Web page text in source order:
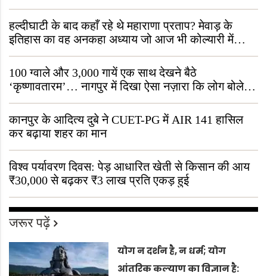
हल्दीघाटी के बाद कहाँ रहे थे महाराणा प्रताप? मेवाड़ के
इतिहास का वह अनकहा अध्याय जो आज भी कोल्यारी में
जीवित है
100 ग्वाले और 3,000 गायें एक साथ देखने बैठे
‘कृष्णावतारम’… नागपुर में दिखा ऐसा नज़ारा कि लोग बोले,
“ऐसा तो सिर्फ़ कृष्ण ही कर सकते हैं”
कानपुर के आदित्य दुबे ने CUET-PG में AIR 141 हासिल
कर बढ़ाया शहर का मान
विश्व पर्यावरण दिवस: पेड़ आधारित खेती से किसान की आय
₹30,000 से बढ़कर ₹3 लाख प्रति एकड़ हुई
जरूर पढ़ें
योग न दर्शन है, न धर्म; योग
आंतरिक कल्याण का विज्ञान है: